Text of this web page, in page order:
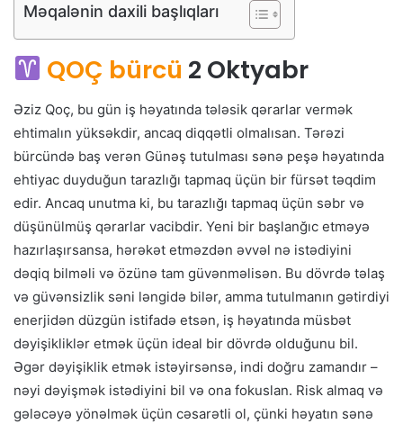
Məqalənin daxili başlıqları
QOÇ bürcü 2 Oktyabr
Əziz Qoç, bu gün iş həyatında tələsik qərarlar vermək
ehtimalın yüksəkdir, ancaq diqqətli olmalısan. Tərəzi
bürcündə baş verən Günəş tutulması sənə peşə həyatında
ehtiyac duyduğun tarazlığı tapmaq üçün bir fürsət təqdim
edir. Ancaq unutma ki, bu tarazlığı tapmaq üçün səbr və
düşünülmüş qərarlar vacibdir. Yeni bir başlanğıc etməyə
hazırlaşırsansa, hərəkət etməzdən əvvəl nə istədiyini
dəqiq bilməli və özünə tam güvənməlisən. Bu dövrdə təlaş
və güvənsizlik səni ləngidə bilər, amma tutulmanın gətirdiyi
enerjidən düzgün istifadə etsən, iş həyatında müsbət
dəyişikliklər etmək üçün ideal bir dövrdə olduğunu bil.
Əgər dəyişiklik etmək istəyirsənsə, indi doğru zamandır –
nəyi dəyişmək istədiyini bil və ona fokuslan. Risk almaq və
gələcəyə yönəlmək üçün cəsarətli ol, çünki həyatın sənə